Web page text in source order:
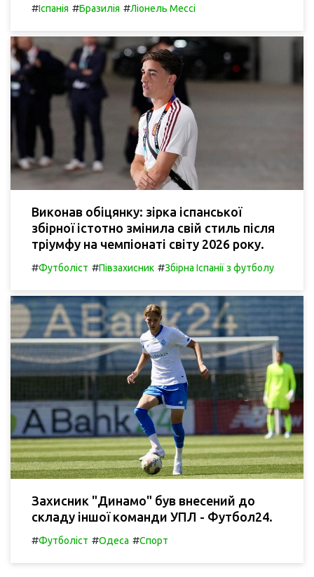
#Іспанія #Бразилія #Ліонель Мессі
Виконав обіцянку: зірка іспанської
збірної істотно змінила свій стиль після
тріумфу на чемпіонаті світу 2026 року.
#Футболіст #Півзахисник #Збірна Іспанії з футболу
Захисник "Динамо" був внесений до
складу іншої команди УПЛ - Футбол24.
#Футболіст #Одеса #Спорт